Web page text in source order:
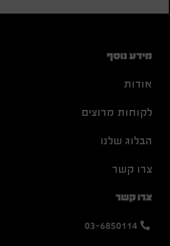
מידע נוסף
אודות
לקוחות מרוצים
הבלוג שלנו
צרו קשר
צרו קשר
03-6850114